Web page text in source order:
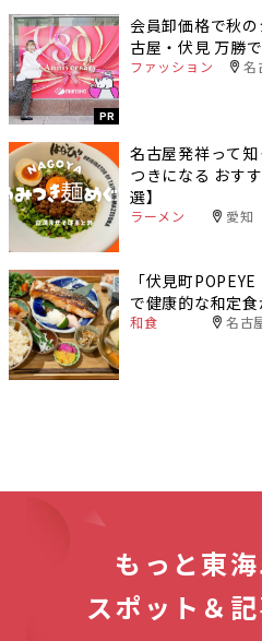
PR
会員卸価格で秋
古屋・伏見 万勝
ファッション 名
名古屋発祥って
つきになる おす
選】
ラーメン 愛知
「伏見町
で健康的な和定
和食 名古
もっと東
スポット＆